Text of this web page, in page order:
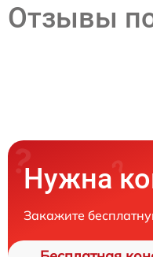
Отзывы
Нужна
Закажите